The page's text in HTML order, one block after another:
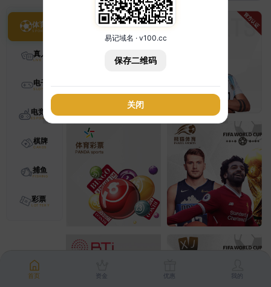
体育
真人
电子
电竞
棋牌
捕鱼
彩票
首页 资金 优惠 我的
易记域名 · v100.cc
保存二维码
关闭